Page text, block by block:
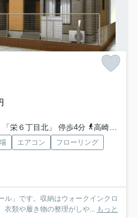
栄６丁目北」 停歩4分
高崎線「上尾」駅 バス28分 「栄六丁目栄北」 停歩3分
エアコン
フローリング
ル」です。収納はウォークインクロ
衣類や履き物の整理がしや... もっと